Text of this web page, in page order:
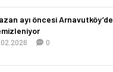
ayı öncesi
0